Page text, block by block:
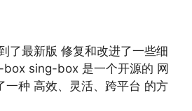
了最新版 修复和改进了一些细
box sing-box 是一个开源的 网
一种 高效、灵活、跨平台 的方